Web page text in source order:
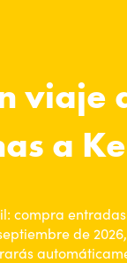
viaje
a
compra
de